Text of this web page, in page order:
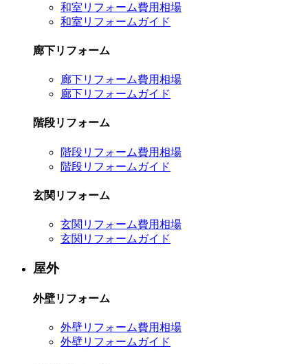
和室リフォーム費用相場
和室リフォームガイド
廊下リフォーム
廊下リフォーム費用相場
廊下リフォームガイド
階段リフォーム
階段リフォーム費用相場
階段リフォームガイド
玄関リフォーム
玄関リフォーム費用相場
玄関リフォームガイド
屋外
外壁リフォーム
外壁リフォーム費用相場
外壁リフォームガイド